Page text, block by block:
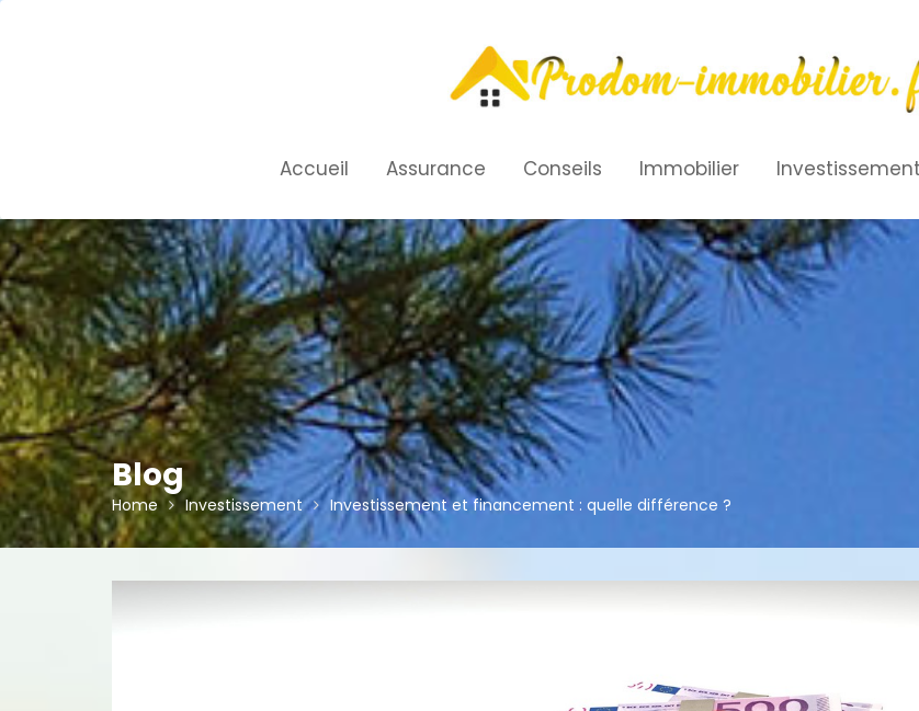
Accueil Assurance Conseils Immobilier Investissement
Blog
Home Investissement Investissement et financement : quelle différence ?